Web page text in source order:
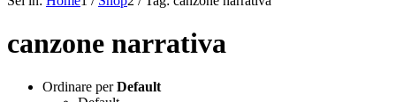
canzone narrativa
Ordinare perDefault